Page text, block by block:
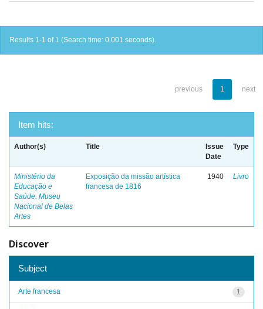
Results 1-1 of 1 (Search time: 0.001 seconds).
previous 1 next
Item hits:
Author(s) Title
Issue
Date
Type
Ministério da
Educação e
Saúde. Museu
Nacional de Belas
Artes
Exposição da missão artística
francesa de 1816
1940 Livro
Discover
Subject
1
Arte francesa